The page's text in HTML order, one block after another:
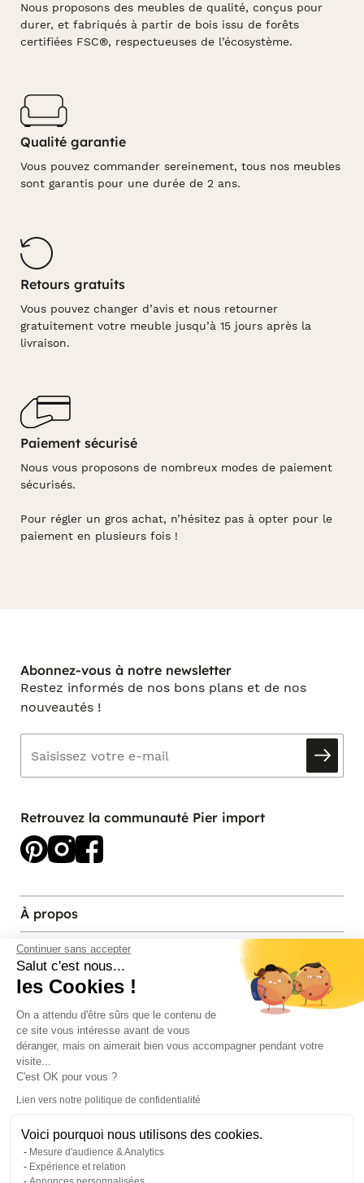
Continuer sans accepter
Salut c'est nous...
les Cookies !
On a attendu d'être sûrs que le contenu de
ce site vous intéresse avant de vous
déranger, mais on aimerait bien vous accompagner pendant votre
visite...
C'est OK pour vous ?
Lien vers notre politique de confidentialité
Voici pourquoi nous utilisons des cookies.
Mesure d'audience & Analytics
Expérience et relation
Nous proposons des meubles de qualité, conçus pour
durer, et fabriqués à partir de bois issu de forêts
certifiées FSC®, respectueuses de l’écosystème.
Qualité garantie
Vous pouvez commander sereinement, tous nos meubles
sont garantis pour une durée de 2 ans.
Retours gratuits
Vous pouvez changer d’avis et nous retourner
gratuitement votre meuble jusqu’à 15 jours après la
livraison.
Paiement sécurisé
Nous vous proposons de nombreux modes de paiement
sécurisés.
Pour régler un gros achat, n’hésitez pas à opter pour le
paiement en plusieurs fois !
Abonnez-vous à notre newsletter
Restez informés de nos bons plans et de nos
nouveautés !
Retrouvez la communauté Pier import
À propos
Services et contact
Magasins et Showrooms
Modes de paiement acceptés